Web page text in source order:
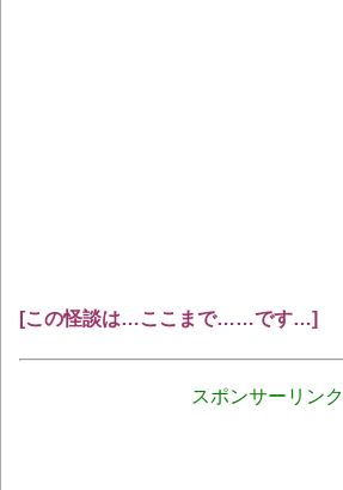
[この怪談は…ここまで……です…]
スポンサーリンク